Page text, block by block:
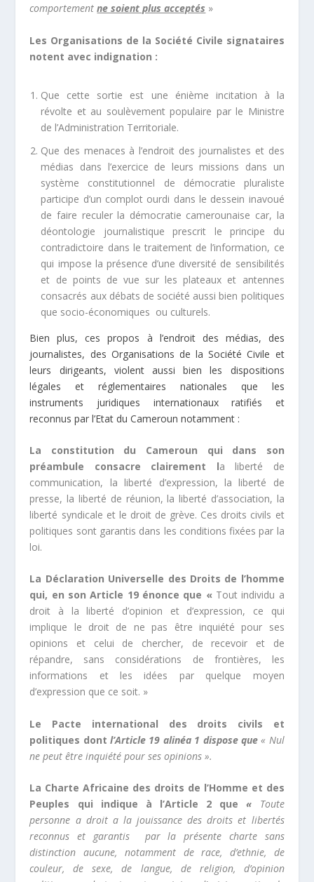
comportementne soient plus acceptés »
Les Organisations de la Société Civile signataires
notent avec indignation :
Que cette sortie est une énième incitation à la
révolte et au soulèvement populaire par le Ministre
de l’Administration Territoriale.
Que des menaces à l’endroit des journalistes et des
médias dans l’exercice de leurs missions dans un
système constitutionnel de démocratie pluraliste
participe d’un complot ourdi dans le dessein inavoué
de faire reculer la démocratie camerounaise car, la
déontologie journalistique prescrit le principe du
contradictoire dans le traitement de l’information, ce
qui impose la présence d’une diversité de sensibilités
et de points de vue sur les plateaux et antennes
consacrés aux débats de société aussi bien politiques
que socio-économiques ou culturels.
Bien plus, ces propos à l’endroit des médias, des
journalistes, des Organisations de la Société Civile et
leurs dirigeants, violent aussi bien les dispositions
légales et réglementaires nationales que les
instruments juridiques internationaux ratifiés et
reconnus par l’Etat du Cameroun notamment :
La constitution du Cameroun qui dans son
préambule consacre clairement la liberté de
communication, la liberté d’expression, la liberté de
presse, la liberté de réunion, la liberté d’association, la
liberté syndicale et le droit de grève. Ces droits civils et
politiques sont garantis dans les conditions fixées par la
loi.
La Déclaration Universelle des Droits de l’homme
qui, en son Article 19 énonce que « Tout individu a
droit à la liberté d’opinion et d’expression, ce qui
implique le droit de ne pas être inquiété pour ses
opinions et celui de chercher, de recevoir et de
répandre, sans considérations de frontières, les
informations et les idées par quelque moyen
d’expression que ce soit. »
Le Pacte international des droits civils et
politiques dontl’Article 19 alinéa 1 dispose que« Nul
ne peut être inquiété pour ses opinions ».
La Charte Africaine des droits de l’Homme et des
Peuples qui indique à l’Article 2 que« Toute
personne a droit a la jouissance des droits et libertés
reconnus et garantis par la présente charte sans
distinction aucune, notamment de race, d’ethnie, de
couleur, de sexe, de langue, de religion, d’opinion